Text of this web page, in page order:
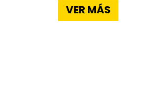
VER MÁS